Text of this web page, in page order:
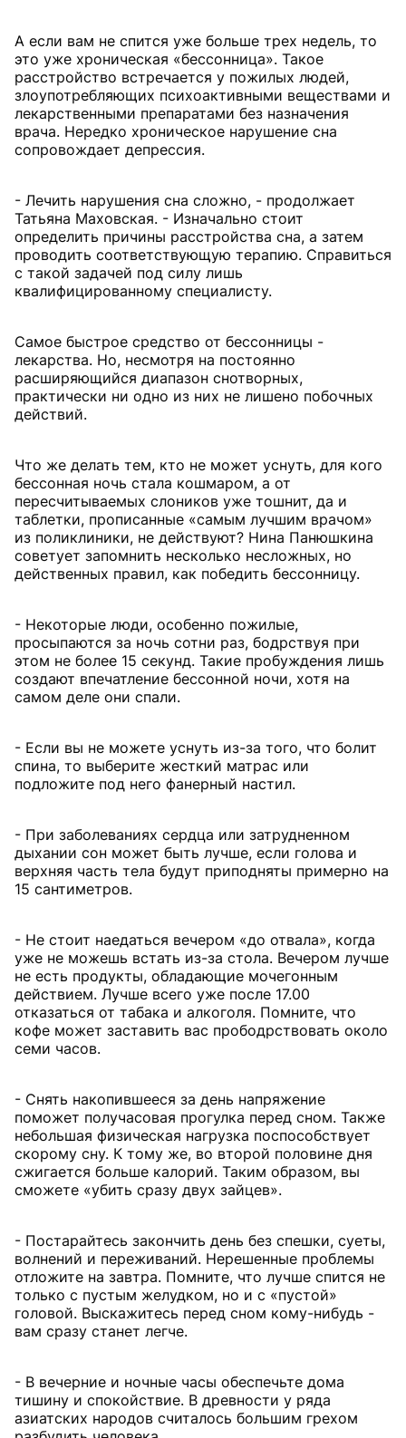
А если вам не спится уже больше трех недель, то
это уже хроническая «бессонница». Такое
расстройство встречается у пожилых людей,
злоупотребляющих психоактивными веществами и
лекарственными препаратами без назначения
врача. Нередко хроническое нарушение сна
сопровождает депрессия.
- Лечить нарушения сна сложно, - продолжает
Татьяна Маховская. - Изначально стоит
определить причины расстройства сна, а затем
проводить соответствующую терапию. Справиться
с такой задачей под силу лишь
квалифицированному специалисту.
Самое быстрое средство от бессонницы -
лекарства. Но, несмотря на постоянно
расширяющийся диапазон снотворных,
практически ни одно из них не лишено побочных
действий.
Что же делать тем, кто не может уснуть, для кого
бессонная ночь стала кошмаром, а от
пересчитываемых слоников уже тошнит, да и
таблетки, прописанные «самым лучшим врачом»
из поликлиники, не действуют? Нина Панюшкина
советует запомнить несколько несложных, но
действенных правил, как победить бессонницу.
- Некоторые люди, особенно пожилые,
просыпаются за ночь сотни раз, бодрствуя при
этом не более 15 секунд. Такие пробуждения лишь
создают впечатление бессонной ночи, хотя на
самом деле они спали.
- Если вы не можете уснуть из-за того, что болит
спина, то выберите жесткий матрас или
подложите под него фанерный настил.
- При заболеваниях сердца или затрудненном
дыхании сон может быть лучше, если голова и
верхняя часть тела будут приподняты примерно на
15 сантиметров.
- Не стоит наедаться вечером «до отвала», когда
уже не можешь встать из-за стола. Вечером лучше
не есть продукты, обладающие мочегонным
действием. Лучше всего уже после 17.00
отказаться от табака и алкоголя. Помните, что
кофе может заставить вас прободрствовать около
семи часов.
- Снять накопившееся за день напряжение
поможет получасовая прогулка перед сном. Также
небольшая физическая нагрузка поспособствует
скорому сну. К тому же, во второй половине дня
сжигается больше калорий. Таким образом, вы
сможете «убить сразу двух зайцев».
- Постарайтесь закончить день без спешки, суеты,
волнений и переживаний. Нерешенные проблемы
отложите на завтра. Помните, что лучше спится не
только с пустым желудком, но и с «пустой»
головой. Выскажитесь перед сном кому-нибудь -
вам сразу станет легче.
- В вечерние и ночные часы обеспечьте дома
тишину и спокойствие. В древности у ряда
азиатских народов считалось большим грехом